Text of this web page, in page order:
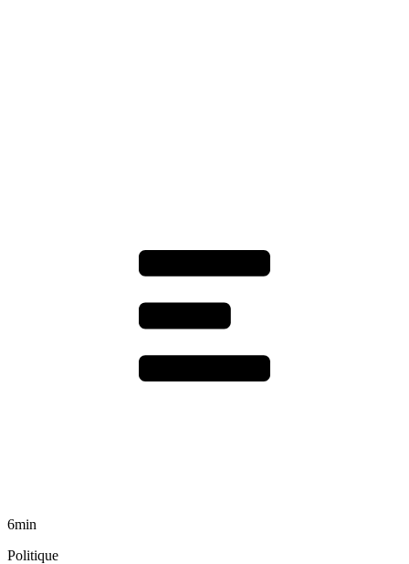
6min
Politique